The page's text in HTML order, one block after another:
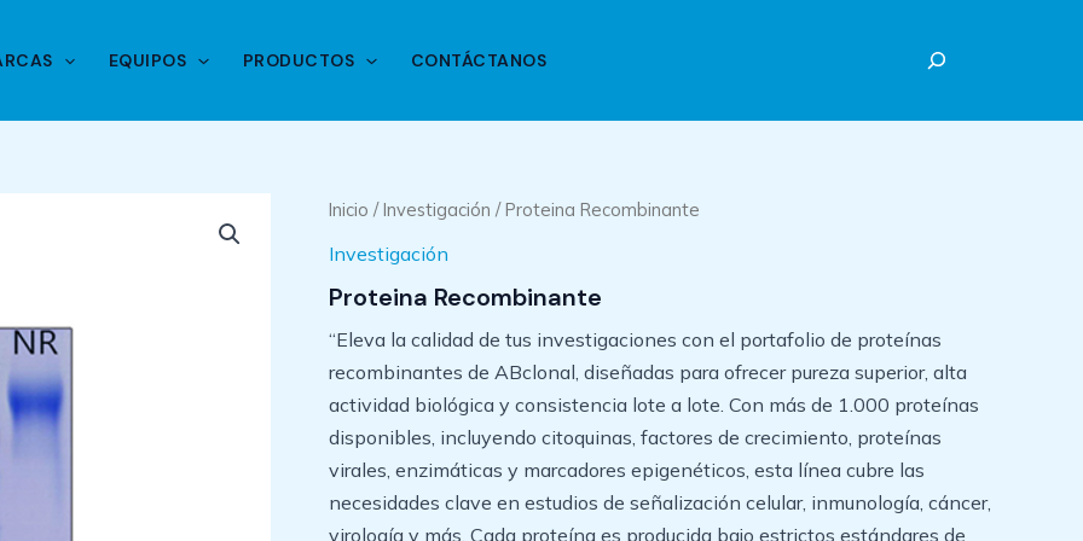
EQUIPOS PRODUCTOS CONTÁCTANOS
Inicio /Investigación / Proteina Recombinante
Investigación
Proteina Recombinante
“Eleva la calidad de tus investigaciones con el portafolio de proteínas
recombinantes de ABclonal, diseñadas para ofrecer pureza superior, alta
actividad biológica y consistencia lote a lote. Con más de 1.000 proteínas
disponibles, incluyendo citoquinas, factores de crecimiento, proteínas
virales, enzimáticas y marcadores epigenéticos, esta línea cubre las
necesidades clave en estudios de señalización celular, inmunología, cáncer,
virología y más. Cada proteína es producida bajo estrictos estándares de